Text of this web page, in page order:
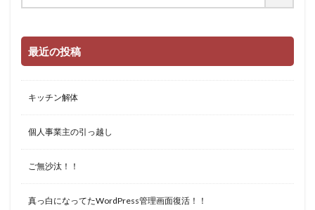
最近の投稿
キッチン解体
個人事業主の引っ越し
ご無沙汰！！
真っ白になってたWordPress管理画面復活！！